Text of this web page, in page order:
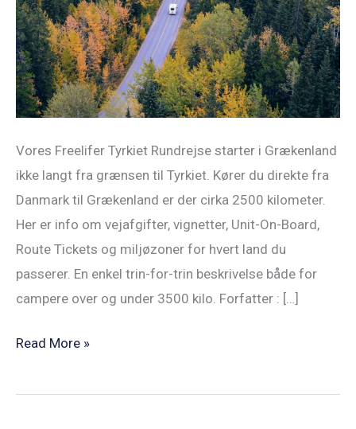
Vores Freelifer Tyrkiet Rundrejse starter i Grækenland
ikke langt fra grænsen til Tyrkiet. Kører du direkte fra
Danmark til Grækenland er der cirka 2500 kilometer.
Her er info om vejafgifter, vignetter, Unit-On-Board,
Route Tickets og miljøzoner for hvert land du
passerer. En enkel trin-for-trin beskrivelse både for
campere over og under 3500 kilo. Forfatter : […]
Danmark
til
Grækenland
i
autocamper?
Read More »